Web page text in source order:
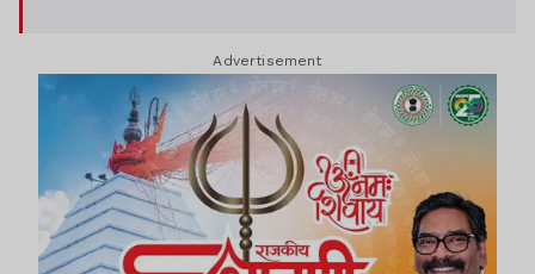
Advertisement